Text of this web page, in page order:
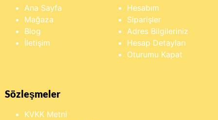
Ana Sayfa
Mağaza
Blog
İletişim
Hesabım
Siparişler
Adres Bilgileriniz
Hesap Detayları
Oturumu Kapat
Sözleşmeler
KVKK Metni